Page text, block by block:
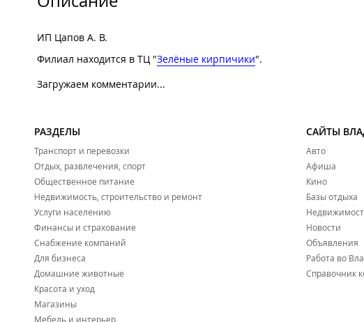
ИП Цапов А. В.
Филиал находится в ТЦ "Зелёные кирпичики".
Загружаем комментарии...
РАЗДЕЛЫ
Транспорт и перевозки
Отдых, развлечения, спорт
Общественное питание
Недвижимость, строительство и ремонт
Услуги населению
Финансы и страхование
Снабжение компаний
Для бизнеса
Домашние животные
Красота и уход
Магазины
Мебель и интерьер
САЙТЫ
Авто
Афиша
Кино
Базы отдыха
Новости
Объявления
Работа во
Справочник